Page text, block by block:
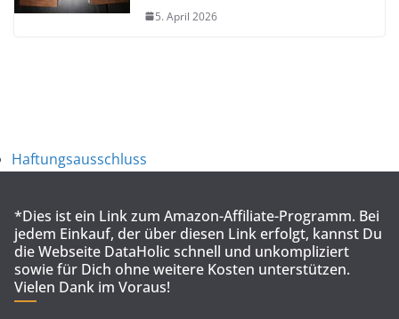
5. April 2026
Haftungsausschluss
*Dies ist ein Link zum Amazon-Affiliate-Programm. Bei
jedem Einkauf, der über diesen Link erfolgt, kannst Du
die Webseite DataHolic schnell und unkompliziert
sowie für Dich ohne weitere Kosten unterstützen.
Vielen Dank im Voraus!